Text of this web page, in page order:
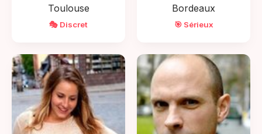
Toulouse
🎭 Discret
Bordeaux
🎯 Sérieux